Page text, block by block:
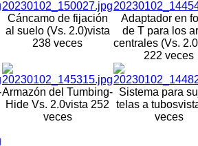
Cáncamo de fijación
al suelo (Vs. 2.0)vista
238 veces
Adaptador en
de T para los
centrales (Vs.
222 veces
Armazón del Tumbing-
Hide Vs. 2.0vista 252
veces
Sistema para
telas a tubos
veces